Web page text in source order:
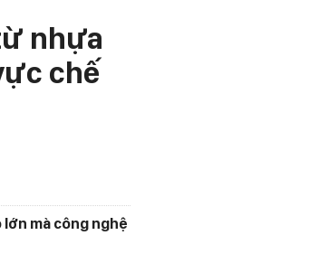
nhựa
chế
mà công nghệ